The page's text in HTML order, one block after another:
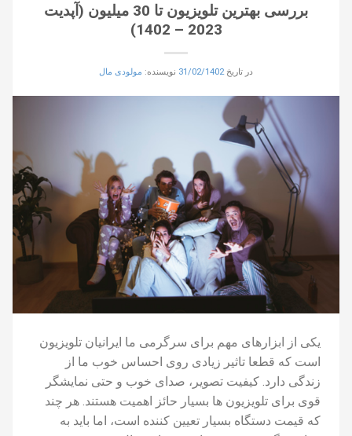
بررسی بهترین تلویزیون تا 30 میلیون (آپدیت
2023 – 1402)
در تاریخ31/02/1402 نویسنده: مولودی مال
یکی از ابزارهای مهم برای سرگرمی ما ایرانیان تلویزیون
است که قطعا تاثیر زیادی روی احساس خوب ما از
زندگی دارد. کیفیت تصویر، صدای خوب و حتی نمایشگر
قوی برای تلویزیون ها بسیار حائز اهمیت هستند. هر چند
که قیمت دستگاه بسیار تعیین کننده است، اما باید به